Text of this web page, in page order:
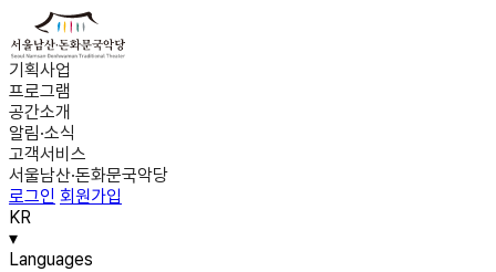
기획사업
프로그램
공간소개
알림·소식
고객서비스
서울남산·돈화문국악당
로그인 회원가입
KR
▾
Languages